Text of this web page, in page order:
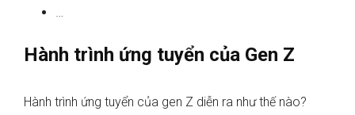
…
Hành trình ứng tuyển của Gen Z
Hành trình ứng tuyển của gen Z diễn ra như thế nào?